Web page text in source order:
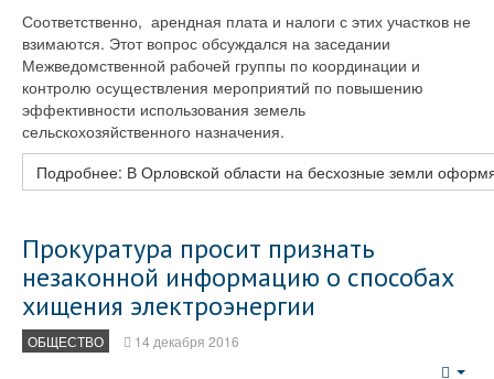
Соответственно, арендная плата и налоги с этих участков не
взимаются. Этот вопрос обсуждался на заседании
Межведомственной рабочей группы по координации и
контролю осуществления мероприятий по повышению
эффективности использования земель
сельскохозяйственного назначения.
Подробнее: В Орловской области на бесхозные земли
Прокуратура просит признать
незаконной информацию о способах
хищения электроэнергии
ОБЩЕСТВО 14 декабря 2016